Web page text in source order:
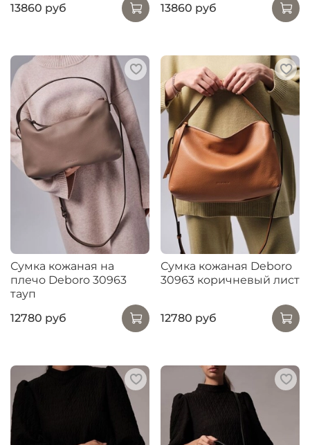
13860 руб
13860 руб
Сумка кожаная на
плечо Deboro 30963
тауп
12780 руб
Сумка кожаная Deboro
30963 коричневый лист
12780 руб